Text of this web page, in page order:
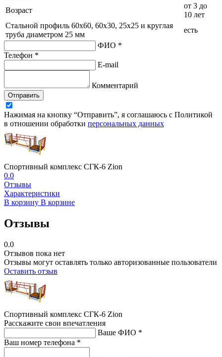
Возраст
от 3 до
10 лет
Стальной профиль 60х60, 60х30, 25х25 и круглая
труба диаметром 25 мм
есть
ФИО *
Телефон *
E-mail
Комментарий
Отправить
Нажимая на кнопку “Отправить”, я соглашаюсь с Политикой
в отношении обработки персональных данных
Спортивный комплекс СГК-6 Zion
0.0
Отзывы
Характеристики
В корзину В корзине
Отзывы
0.0
Отзывов пока нет
Отзывы могут оставлять только авторизованные пользователи
Оставить отзыв
Спортивный комплекс СГК-6 Zion
Расскажите свои впечатления
Ваше ФИО *
Ваш номер телефона *